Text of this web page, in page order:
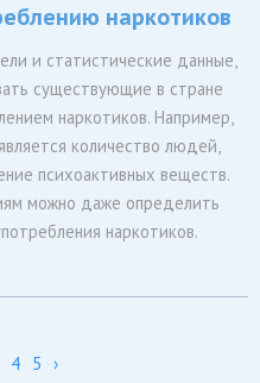
наркотиков
и статистические данные,
существующие в стране
наркотиков. Например,
количество людей,
психоактивных веществ.
можно даже определить
наркотиков.
4 5 ›